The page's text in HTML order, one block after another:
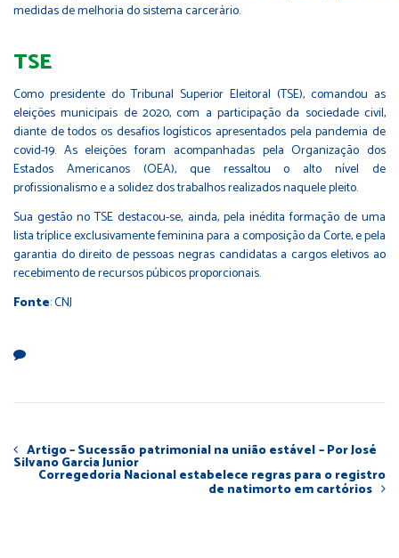
medidas de melhoria do sistema carcerário.
TSE
Como presidente do Tribunal Superior Eleitoral (TSE), comandou as
eleições municipais de 2020, com a participação da sociedade civil,
diante de todos os desafios logísticos apresentados pela pandemia de
covid-19. As eleições foram acompanhadas pela Organização dos
Estados Americanos (OEA), que ressaltou o alto nível de
profissionalismo e a solidez dos trabalhos realizados naquele pleito.
Sua gestão no TSE destacou-se, ainda, pela inédita formação de uma
lista tríplice exclusivamente feminina para a composição da Corte, e pela
garantia do direito de pessoas negras candidatas a cargos eletivos ao
recebimento de recursos púbicos proporcionais.
Fonte: CNJ
Artigo – Sucessão patrimonial na união estável – Por José
Silvano Garcia Junior
Corregedoria Nacional estabelece regras para o registro
de natimorto em cartórios